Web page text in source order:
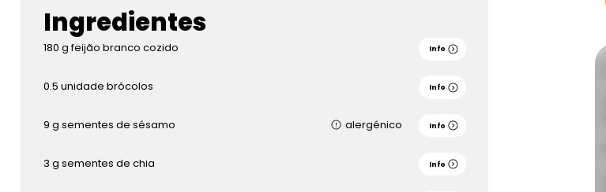
Ingredientes
180 g feijão branco cozido Info
0.5 unidade brócolos Info
9 g sementes de sésamo alergénico Info
3 g sementes de chia Info